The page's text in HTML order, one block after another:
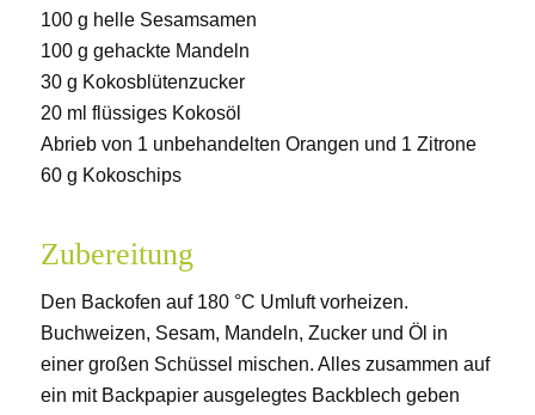
100 g helle Sesamsamen
100 g gehackte Mandeln
30 g Kokosblütenzucker
20 ml flüssiges Kokosöl
Abrieb von 1 unbehandelten Orangen und 1 Zitrone
60 g Kokoschips
Zubereitung
Den Backofen auf 180 °C Umluft vorheizen.
Buchweizen, Sesam, Mandeln, Zucker und Öl in
einer großen Schüssel mischen. Alles zusammen auf
ein mit Backpapier ausgelegtes Backblech geben